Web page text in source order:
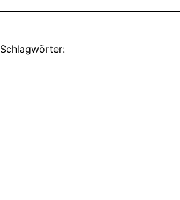
Schlagwörter: